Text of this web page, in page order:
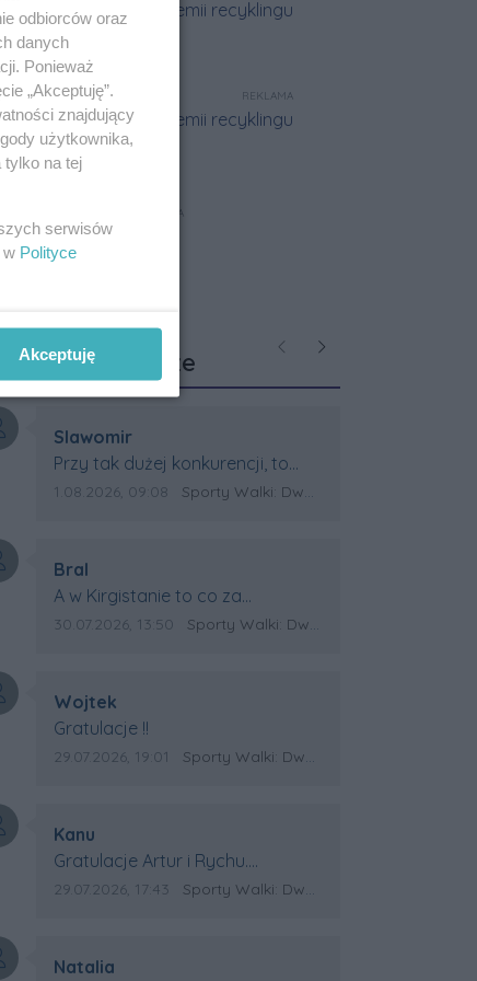
REKLAMA
REKLAMA
Ostatnie
komentarze
PoprzednieNastępne
Autor komentarza:
Slawomir
Treść komentarza:
Przy tak dużej konkurencji, to
wielki sukces Artura. Gratulacje !
Data dodania komentarza:
1.08.2026, 09:08 Źródło komentarza:
Sporty Walki: Dwa medale za oceanem
Autor komentarza:
Bral
Treść komentarza:
A w Kirgistanie to co za
Mistrzostwa Swiata?
Data dodania komentarza:
30.07.2026, 13:50 Źródło komentarza:
Sporty Walki: Dwa medale za oceanem
Autor komentarza:
Wojtek
Treść komentarza:
Gratulacje !!
Data dodania komentarza:
29.07.2026, 19:01 Źródło komentarza:
Sporty Walki: Dwa medale za oceanem
Autor komentarza:
Kanu
Treść komentarza:
Gratulacje Artur i Rychu.
Powodzenia dla Kirgistanu.
Data dodania komentarza:
29.07.2026, 17:43 Źródło komentarza:
Sporty Walki: Dwa medale za oceanem
Autor komentarza:
Natalia
odbiorców oraz
danych
Ponieważ
„Akceptuję”.
znajdujący
użytkownika,
tylko na tej
serwisów
w Polityce
Akceptuję